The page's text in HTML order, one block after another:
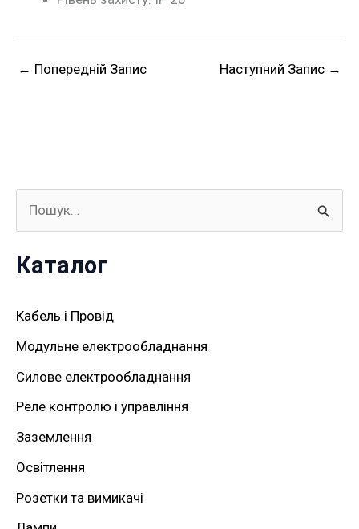
к
т
и
:
Каталог
Кабель і Провід
Модульне електрообладнання
Силове електрообладнання
Реле контролю і управління
Заземлення
Освітлення
Розетки та вимикачі
← Попередній Запис Наступний Запис →